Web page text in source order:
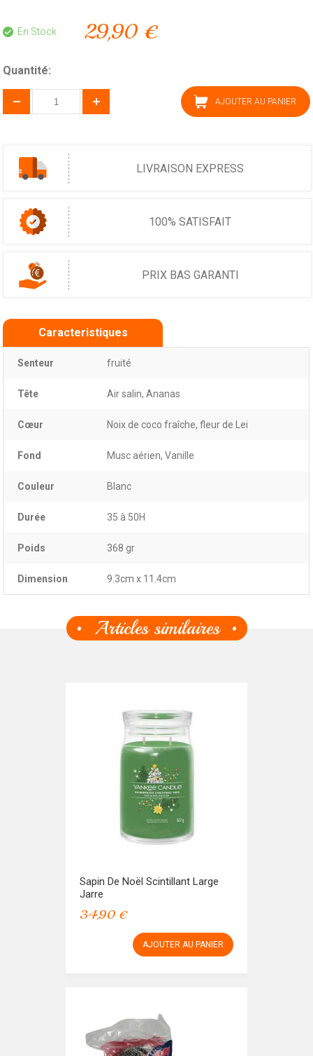
En Stock 29,90 €
Quantité:
AJOUTER AU PANIER
LIVRAISON EXPRESS
100% SATISFAIT
PRIX BAS GARANTI
Caracteristiques
Senteur fruité
Tête Air salin, Ananas
Cœur Noix de coco fraîche, fleur de Lei
Fond Musc aérien, Vanille
Couleur Blanc
Durée 35 à 50H
Poids 368 gr
Dimension 9.3cm x 11.4cm
Articles similaires
Sapin De Noël Scintillant Large
Jarre
34,90 €
AJOUTER AU PANIER